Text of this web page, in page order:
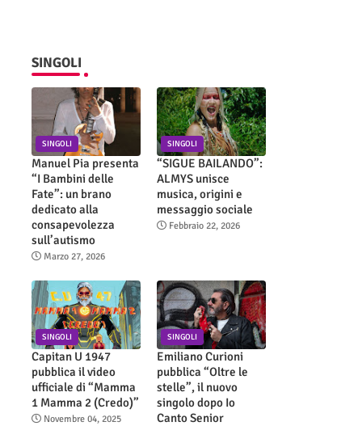
SINGOLI
SINGOLI
Manuel Pia presenta
“I Bambini delle
Fate”: un brano
dedicato alla
consapevolezza
sull’autismo
Marzo 27, 2026
SINGOLI
“SIGUE BAILANDO”:
ALMYS unisce
musica, origini e
messaggio sociale
Febbraio 22, 2026
SINGOLI
Capitan U 1947
pubblica il video
ufficiale di “Mamma
1 Mamma 2 (Credo)”
Novembre 04, 2025
SINGOLI
Emiliano Curioni
pubblica “Oltre le
stelle”, il nuovo
singolo dopo Io
Canto Senior